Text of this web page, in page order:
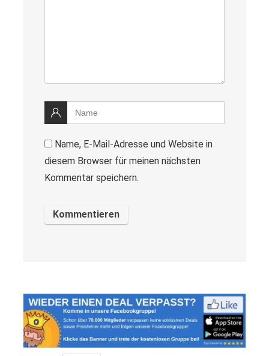
Name, E-Mail-Adresse und Website in
diesem Browser für meinen nächsten
Kommentar speichern.